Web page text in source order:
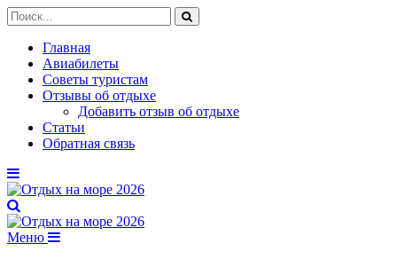
Главная
Авиабилеты
Советы туристам
Отзывы об отдыхе
Добавить отзыв об отдыхе
Статьи
Обратная связь
Меню